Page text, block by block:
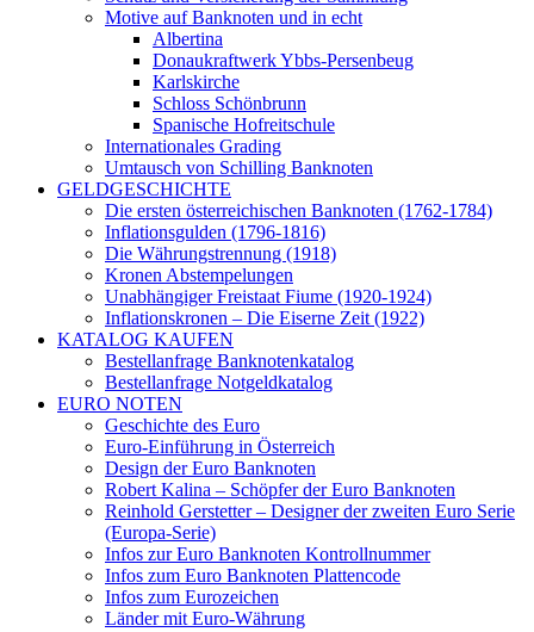
Motive auf Banknoten und in echt
Albertina
Donaukraftwerk Ybbs-Persenbeug
Karlskirche
Schloss Schönbrunn
Spanische Hofreitschule
Internationales Grading
Umtausch von Schilling Banknoten
GELDGESCHICHTE
Die ersten österreichischen Banknoten (1762-1784)
Inflationsgulden (1796-1816)
Die Währungstrennung (1918)
Kronen Abstempelungen
Unabhängiger Freistaat Fiume (1920-1924)
Inflationskronen – Die Eiserne Zeit (1922)
KATALOG KAUFEN
Bestellanfrage Banknotenkatalog
Bestellanfrage Notgeldkatalog
EURO NOTEN
Geschichte des Euro
Euro-Einführung in Österreich
Design der Euro Banknoten
Robert Kalina – Schöpfer der Euro Banknoten
Reinhold Gerstetter – Designer der zweiten Euro Serie
(Europa-Serie)
Infos zur Euro Banknoten Kontrollnummer
Infos zum Euro Banknoten Plattencode
Infos zum Eurozeichen
Länder mit Euro-Währung